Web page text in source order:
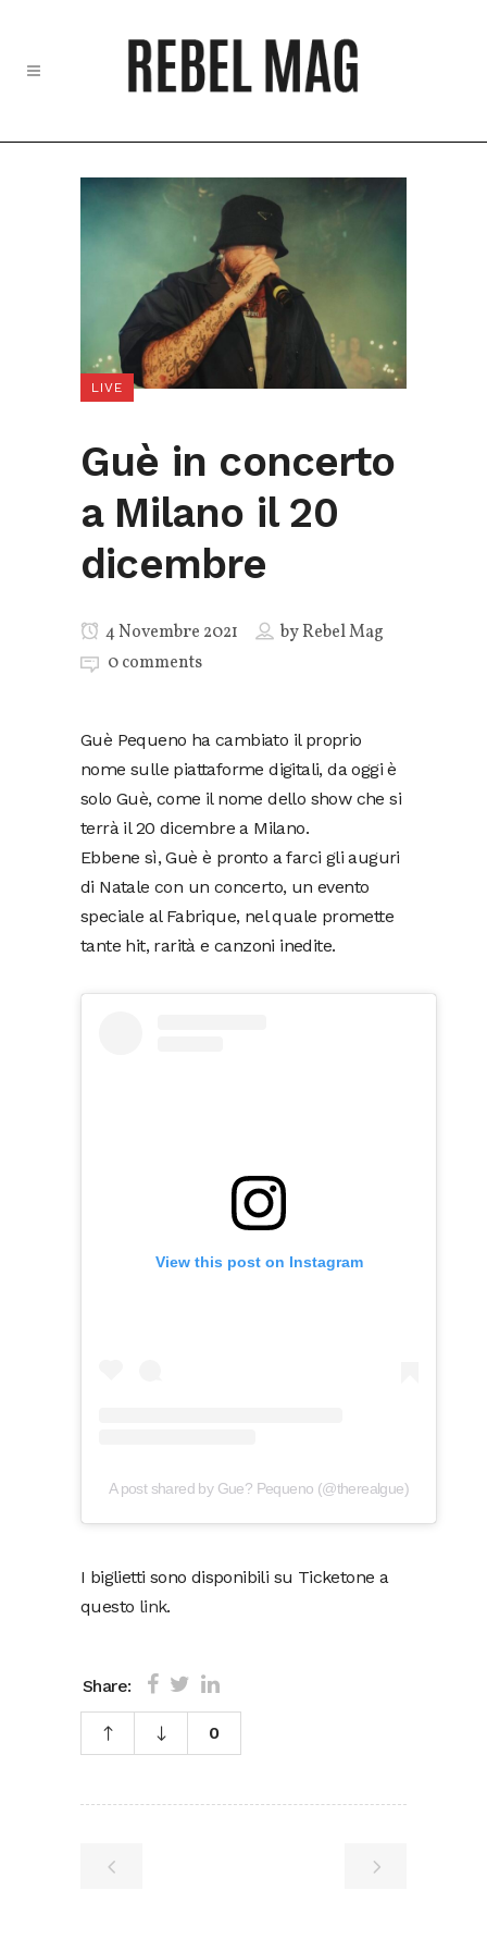
LIVE
Guè in concerto
a Milano il 20
dicembre
4 Novembre 2021 byRebel Mag
0 comments
Guè Pequeno ha cambiato il proprio
nome sulle piattaforme digitali, da oggi è
solo Guè, come il nome dello show che si
terrà il 20 dicembre a Milano.
Ebbene sì, Guè è pronto a farci gli auguri
di Natale con un concerto, un evento
speciale al Fabrique, nel quale promette
tante hit, rarità e canzoni inedite.
View this post on Instagram
A post shared by Gue? Pequeno (@therealgue)
I biglietti sono disponibili su Ticketone a
questo link.
Share:
0